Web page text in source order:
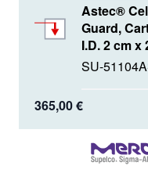
Astec®
Guard,
I.D. 2 cm x
SU-
365,00 €